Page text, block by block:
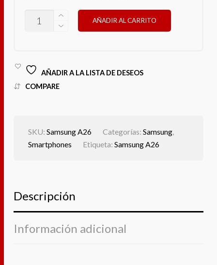
SAMSUNG
AÑADIR AL CARRITO
AÑADIR A LA LISTA DE DESEOS
COMPARE
SKU:Samsung A26 Categorías:Samsung,
Smartphones
Etiqueta:Samsung A26
Descripción
Información adicional